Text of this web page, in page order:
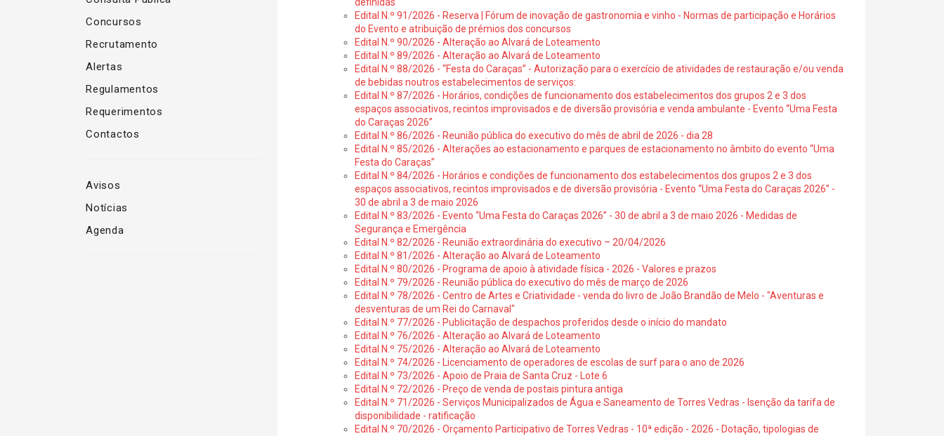
Concursos
Recrutamento
Alertas
Regulamentos
Requerimentos
Contactos
Avisos
Notícias
Agenda
Edital N.º 91/2026 - Reserva | Fórum de inovação de gastronomia e vinho - Normas de participação e Horários
do Evento e atribuição de prémios dos concursos
Edital N.º 90/2026 - Alteração ao Alvará de Loteamento
Edital N.º 89/2026 - Alteração ao Alvará de Loteamento
Edital N.º 88/2026 - “Festa do Caraças” - Autorização para o exercício de atividades de restauração e/ou venda
de bebidas noutros estabelecimentos de serviços:
Edital N.º 87/2026 - Horários, condições de funcionamento dos estabelecimentos dos grupos 2 e 3 dos
espaços associativos, recintos improvisados e de diversão provisória e venda ambulante - Evento “Uma Festa
do Caraças 2026”
Edital N.º 86/2026 - Reunião pública do executivo do mês de abril de 2026 - dia 28
Edital N.º 85/2026 - Alterações ao estacionamento e parques de estacionamento no âmbito do evento “Uma
Festa do Caraças”
Edital N.º 84/2026 - Horários e condições de funcionamento dos estabelecimentos dos grupos 2 e 3 dos
espaços associativos, recintos improvisados e de diversão provisória - Evento “Uma Festa do Caraças 2026” -
30 de abril a 3 de maio 2026
Edital N.º 83/2026 - Evento “Uma Festa do Caraças 2026” - 30 de abril a 3 de maio 2026 - Medidas de
Segurança e Emergência
Edital N.º 82/2026 - Reunião extraordinária do executivo – 20/04/2026
Edital N.º 81/2026 - Alteração ao Alvará de Loteamento
Edital N.º 80/2026 - Programa de apoio à atividade física - 2026 - Valores e prazos
Edital N.º 79/2026 - Reunião pública do executivo do mês de março de 2026
Edital N.º 78/2026 - Centro de Artes e Criatividade - venda do livro de João Brandão de Melo - "Aventuras e
desventuras de um Rei do Carnaval"
Edital N.º 77/2026 - Publicitação de despachos proferidos desde o início do mandato
Edital N.º 76/2026 - Alteração ao Alvará de Loteamento
Edital N.º 75/2026 - Alteração ao Alvará de Loteamento
Edital N.º 74/2026 - Licenciamento de operadores de escolas de surf para o ano de 2026
Edital N.º 73/2026 - Apoio de Praia de Santa Cruz - Lote 6
Edital N.º 72/2026 - Preço de venda de postais pintura antiga
Edital N.º 71/2026 - Serviços Municipalizados de Água e Saneamento de Torres Vedras - Isenção da tarifa de
disponibilidade - ratificação
Edital N.º 70/2026 - Orçamento Participativo de Torres Vedras - 10ª edição - 2026 - Dotação, tipologias de